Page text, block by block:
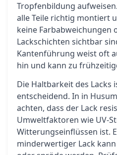
Tropfenbildung
alle Teile richtig montiert
keine Farbabweichungen
Lackschichten sichtbar
Kantenführung weist oft
hin und kann zu
Die Haltbarkeit des Lacks
entscheidend. In in
achten, dass der Lack
Umweltfaktoren wie UV-
Witterungseinflüssen ist.
minderwertiger Lack